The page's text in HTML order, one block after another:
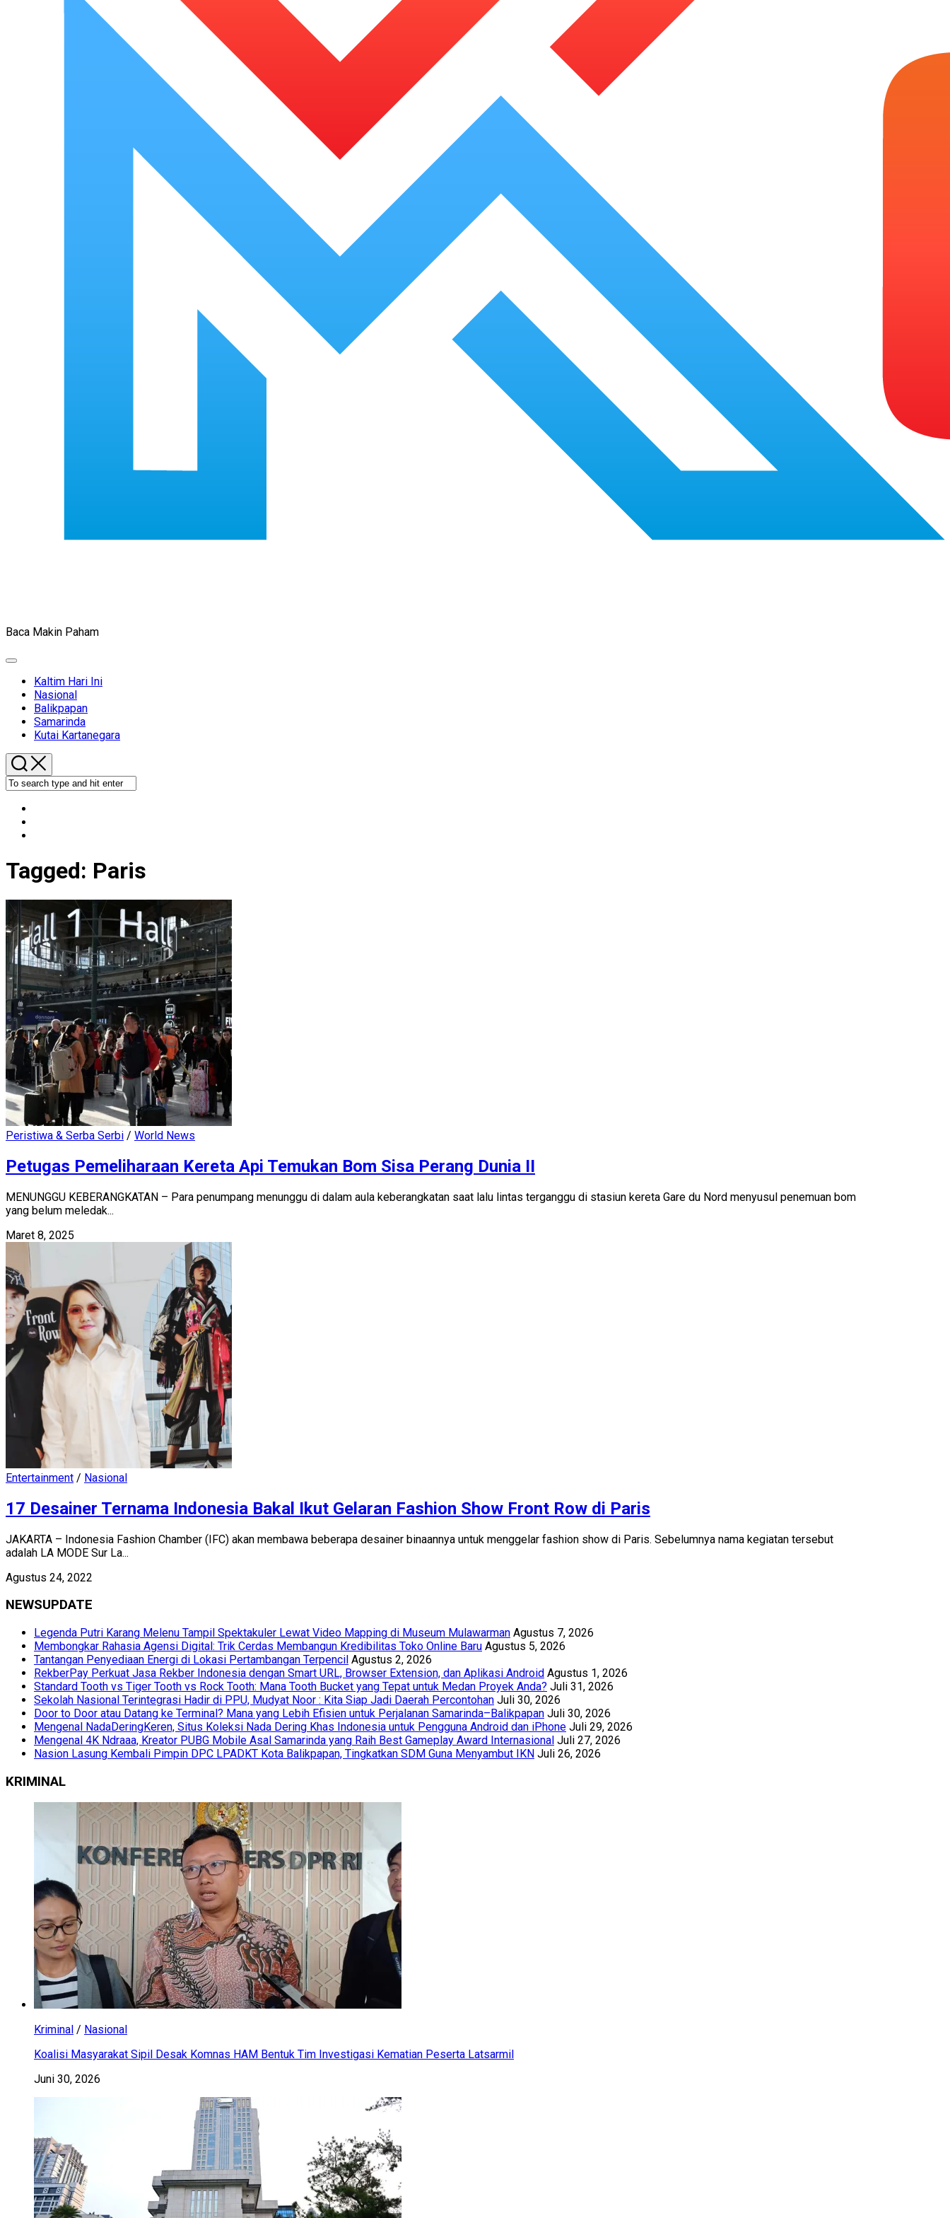
Baca Makin Paham
Expand
Kaltim Hari Ini
Nasional
Balikpapan
Samarinda
Kutai Kartanegara
Tagged: Paris
Peristiwa & Serba Serbi / World News
Petugas Pemeliharaan Kereta Api Temukan Bom Sisa Perang Dunia II
MENUNGGU KEBERANGKATAN – Para penumpang menunggu di dalam aula keberangkatan saat lalu lintas terganggu di stasiun kereta Gare du Nord menyusul penemuan bom
yang belum meledak...
Maret 8, 2025
Entertainment / Nasional
17 Desainer Ternama Indonesia Bakal Ikut Gelaran Fashion Show Front Row di Paris
JAKARTA – Indonesia Fashion Chamber (IFC) akan membawa beberapa desainer binaannya untuk menggelar fashion show di Paris. Sebelumnya nama kegiatan tersebut
adalah LA MODE Sur La...
Agustus 24, 2022
NEWSUPDATE
Legenda Putri Karang Melenu Tampil Spektakuler Lewat Video Mapping di Museum Mulawarman Agustus 7, 2026
Membongkar Rahasia Agensi Digital: Trik Cerdas Membangun Kredibilitas Toko Online Baru Agustus 5, 2026
Tantangan Penyediaan Energi di Lokasi Pertambangan Terpencil Agustus 2, 2026
RekberPay Perkuat Jasa Rekber Indonesia dengan Smart URL, Browser Extension, dan Aplikasi Android Agustus 1, 2026
Standard Tooth vs Tiger Tooth vs Rock Tooth: Mana Tooth Bucket yang Tepat untuk Medan Proyek Anda? Juli 31, 2026
Sekolah Nasional Terintegrasi Hadir di PPU, Mudyat Noor : Kita Siap Jadi Daerah Percontohan Juli 30, 2026
Door to Door atau Datang ke Terminal? Mana yang Lebih Efisien untuk Perjalanan Samarinda–Balikpapan Juli 30, 2026
Mengenal NadaDeringKeren, Situs Koleksi Nada Dering Khas Indonesia untuk Pengguna Android dan iPhone Juli 29, 2026
Mengenal 4K Ndraaa, Kreator PUBG Mobile Asal Samarinda yang Raih Best Gameplay Award Internasional Juli 27, 2026
Nasion Lasung Kembali Pimpin DPC LPADKT Kota Balikpapan, Tingkatkan SDM Guna Menyambut IKN Juli 26, 2026
KRIMINAL
Kriminal / Nasional
Koalisi Masyarakat Sipil Desak Komnas HAM Bentuk Tim Investigasi Kematian Peserta Latsarmil
Juni 30, 2026